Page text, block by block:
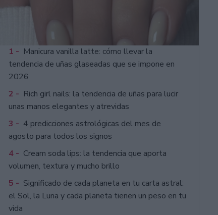
1 - Manicura vanilla latte: cómo llevar la
tendencia de uñas glaseadas que se impone en
2026
2 - Rich girl nails: la tendencia de uñas para lucir
unas manos elegantes y atrevidas
3 - 4 predicciones astrológicas del mes de
agosto para todos los signos
4 - Cream soda lips: la tendencia que aporta
volumen, textura y mucho brillo
5 - Significado de cada planeta en tu carta astral:
el Sol, la Luna y cada planeta tienen un peso en tu
vida